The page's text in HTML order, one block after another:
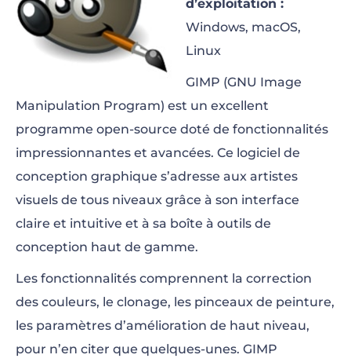
d’exploitation :
Windows, macOS,
Linux
GIMP (GNU Image
Manipulation Program) est un excellent
programme open-source doté de fonctionnalités
impressionnantes et avancées. Ce logiciel de
conception graphique s’adresse aux artistes
visuels de tous niveaux grâce à son interface
claire et intuitive et à sa boîte à outils de
conception haut de gamme.
Les fonctionnalités comprennent la correction
des couleurs, le clonage, les pinceaux de peinture,
les paramètres d’amélioration de haut niveau,
pour n’en citer que quelques-unes. GIMP